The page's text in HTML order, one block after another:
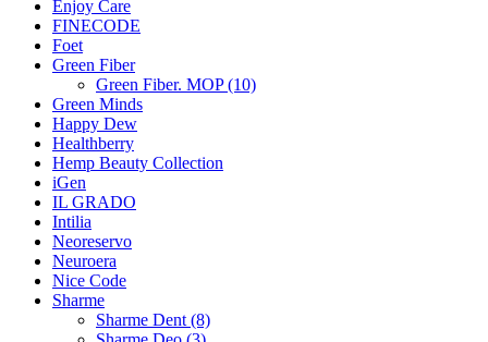
Enjoy Care
FINECODE
Foet
Green Fiber
Green Fiber. MOP (10)
Green Minds
Happy Dew
Healthberry
Hemp Beauty Collection
iGen
IL GRADO
Intilia
Neoreservo
Neuroera
Nice Code
Sharme
Sharme Dent (8)